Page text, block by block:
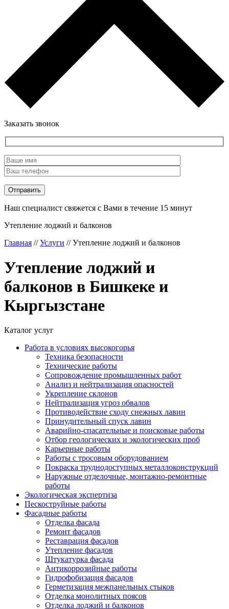
Заказать звонок
Наш специалист свяжется с Вами в течение 15 минут
Утепление лоджий и балконов
Главная //Услуги //Утепление лоджий и балконов
Утепление лоджий и
балконов в Бишкеке и
Кыргызстане
Каталог услуг
Работа в условиях высокогорья
Техника безопасности
Технические работы
Сопровождение промышленных работ
Анализ и нейтрализация опасностей
Укрепление склонов
Нейтрализация угроз обвалов
Противодействие сходу снежных лавин
Принудительный спуск лавин
Аварийно-спасательные и поисковые работы
Отбор геологических и экологических проб
Карьерные работы
Работы с тросовым оборудованием
Покраска труднодоступных металлоконструкций
Наружные отделочные, монтажно-ремонтные
работы
Экологическая экспертиза
Пескоструйные работы
Фасадные работы
Отделка фасада
Ремонт фасадов
Реставрация фасадов
Утепление фасадов
Штукатурка фасада
Антикоррозийные работы
Гидрофобизация фасадов
Герметизация межпанельных стыков
Отделка монолитных поясов
Отделка лоджий и балконов